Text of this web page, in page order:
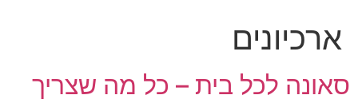
ארכיונים
סאונה לכל בית – כל מה שצריך